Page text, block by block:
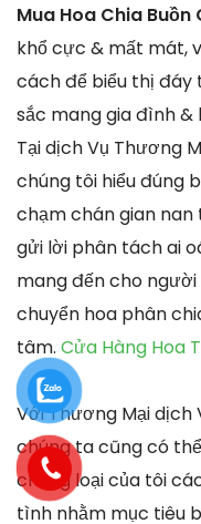
Mua Hoa Chia Buồn
khổ cực & mất mát,
cách để biểu thị đáy
sắc mang gia đình &
Tại dịch Vụ Thương
chúng tôi hiểu đúng
chạm chán gian
gửi lời phân tách ai
mang đến cho người
chuyển hoa phân
tâm. Cửa Hàng Hoa
Với Thương Mại dịch
chúng ta cũng có
chủng loại của tôi
tình nhằm mục tiêu